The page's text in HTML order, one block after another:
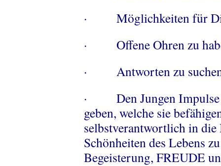
· Möglichkeiten für
· Offene Ohren zu
· Antworten zu suchen
· Den Jungen Impulse
geben, welche sie
selbstverantwortlich in die
Schönheiten des Lebens
Begeisterung, FREUDE